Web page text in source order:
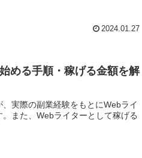
2024.01.27
める手順・稼げる金額を解
実際の副業経験をもとにWebライ
また、Webライターとして稼げる